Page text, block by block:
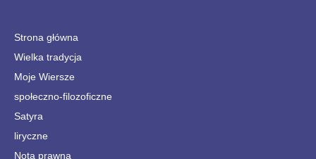
Strona główna
Wielka tradycja
Moje Wiersze
społeczno-filozoficzne
Satyra
liryczne
Nota prawna